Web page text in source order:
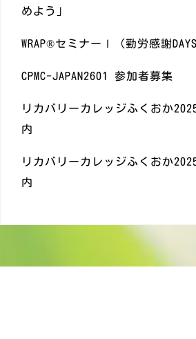
めよう」
WRAP®️セミナーⅠ（勤労感謝
CPMC-JAPAN2601 参加者募集
リカバリーカレッジふくおか
内
リカバリーカレッジふくおか
内